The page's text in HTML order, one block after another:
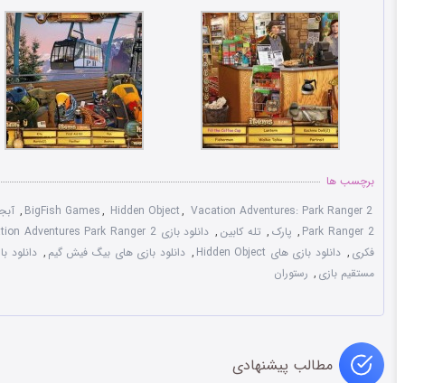
برچسب ها
BigFish Games, Hidden Object, Vacation Adventures: Park Ranger 2
,
Park Ranger 2
, پارک , تله کابین , دانلود بازی Vacation Adventures Park Ranger 2
فکری , دانلود بازی های Hidden Object , دانلود بازی های بيگ فيش گيم ,
مستقیم بازی , رستوران
مطالب پیشنهادی